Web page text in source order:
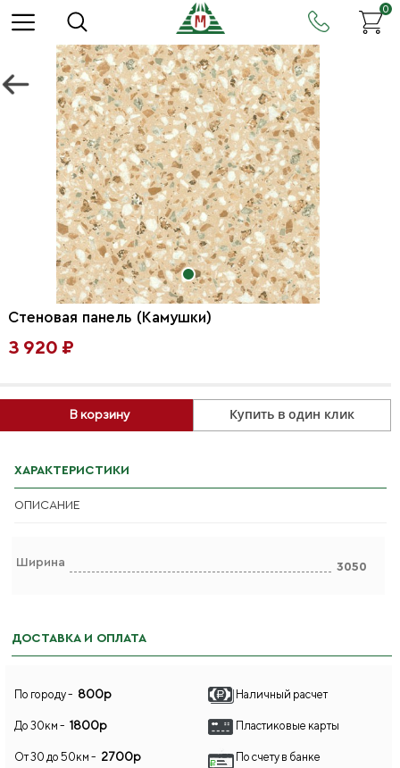
0
Стеновая панель (Камушки)
3 920 ₽
В корзину Купить в один клик
ХАРАКТЕРИСТИКИ
ОПИСАНИЕ
Ширина 3050
ДОСТАВКА И ОПЛАТА
По городу - 800р
До 30км - 1800р
От 30 до 50км - 2700р
Наличный расчет
Пластиковые карты
По счету в банке